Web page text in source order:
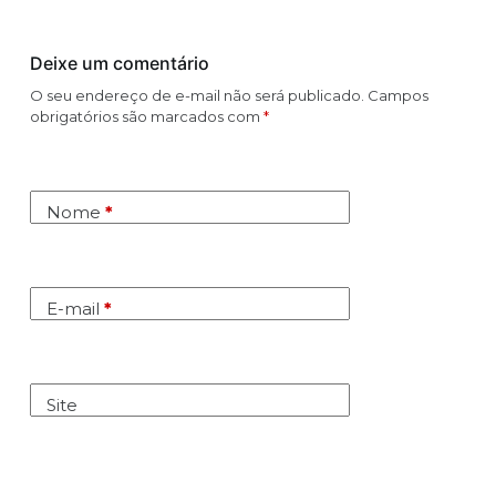
Deixe um comentário
O seu endereço de e-mail não será publicado. Campos
obrigatórios são marcados com *
Nome *
E-mail *
Site